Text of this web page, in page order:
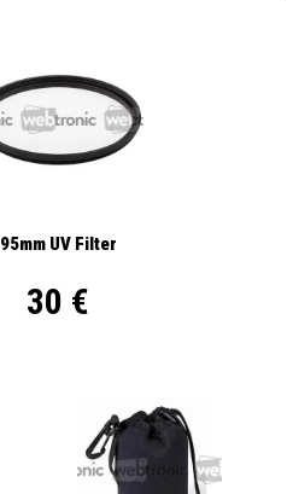
95mm UV Filter
30 €